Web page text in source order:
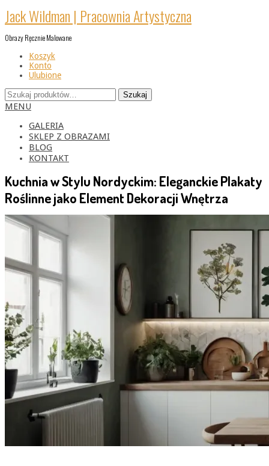
Skip
to
Jack Wildman | Pracownia Artystyczna
Obrazy Ręcznie Malowane
Koszyk
Konto
Ulubione
Szukaj:
Szukaj
Primary
Menu
MENU
GALERIA
SKLEP Z OBRAZAMI
BLOG
KONTAKT
Kuchnia w Stylu Nordyckim: Eleganckie Plakaty
Roślinne jako Element Dekoracji Wnętrza